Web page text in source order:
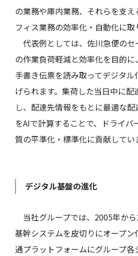
の業務や庫内業務、それらを支
フィス業務の効率化・自動化に取
代表例としては、佐川急便のセ
の作業負荷軽減と効率化を目的に、
手書き伝票を読み取ってデジタ
げられます。集荷した当日中に配
し、配達先情報をもとに最適な
をAIで計算することで、ドライバ
質の平準化・標準化に貢献してい
デジタル基盤の進化
当社グループでは、 2005年から
基幹システムを皮切りにオープ
通プラットフォームにグループ